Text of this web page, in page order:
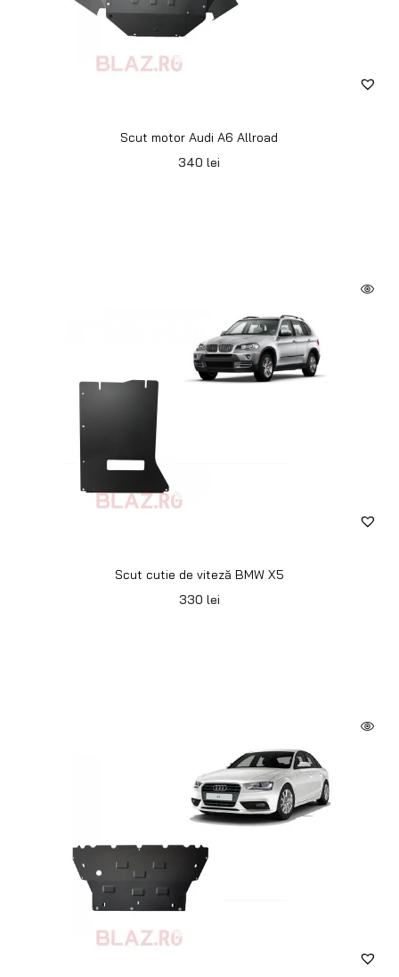
Scut motor Audi A6 Allroad
340lei
Scut cutie de viteză BMW X5
330 lei